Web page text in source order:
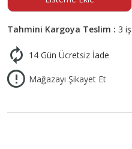
Tahmini Kargoya Teslim : 3
14 Gün Ücretsiz İade
Mağazayı Şikayet Et